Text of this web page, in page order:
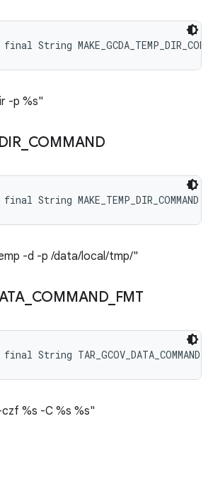
String
-p %s"
DIR_ COMMAND
String MAKE_TEMP_DIR_COMMAND
-d -p /data/local/tmp/"
_ COMMAND_ FMT
String
%s -C %s %s"